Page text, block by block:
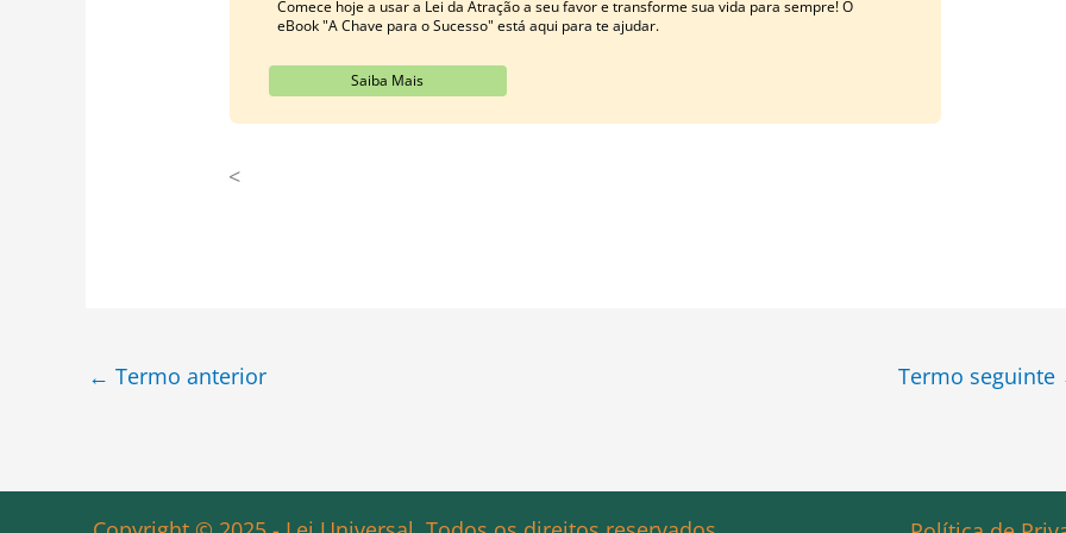
Comece hoje a usar a Lei da Atração a seu favor e transforme sua vida para sempre! O
eBook "A Chave para o Sucesso" está aqui para te ajudar.
Saiba Mais
<
← Termo anterior Termo seguinte